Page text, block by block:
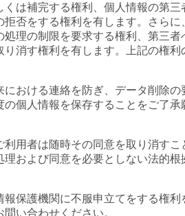
は補完する権利、個人情報の第三
否をする権利を有します。さらに
理の制限を要求する権利、第三者
消す権利を有します。上記の権利
おける連絡を防ぎ、データ削除の
個人情報を保存することをご了承
用者は随時その同意を取り消すこ
および同意を必要としない法的根
保護機関に不服申立てをする権利
い合わせください。